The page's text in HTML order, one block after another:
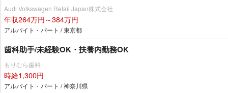
Audi Volkswagen Retail Japan株式会社
年収264万円～384万円
アルバイト・パート / 東京都
歯科助手/未経験OK・扶養内勤務OK
もりむら歯科
時給1,300円
アルバイト・パート / 神奈川県